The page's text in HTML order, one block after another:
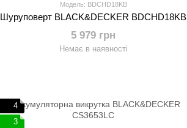
Модель: BDCHD18KB
Шуруповерт BLACK&DECKER BDCHD18KB
5 979 грн
Немає в наявності
4
3